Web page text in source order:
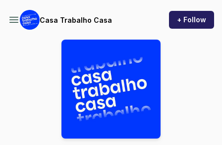
Casa Trabalho Casa + Follow